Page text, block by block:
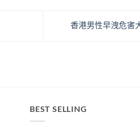
香港男性早洩危害
BEST SELLING